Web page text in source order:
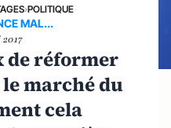
›POLITIQUE
MAL...
de réformer
marché du
cela